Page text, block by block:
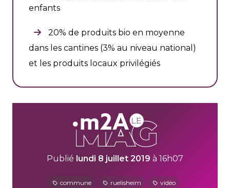
enfants
20% de produits bio en moyenne
dans les cantines (3% au niveau national)
et les produits locaux privilégiés
Publié lundi 8 juillet 2019 à 16h07
commune ruelisheim vidéo